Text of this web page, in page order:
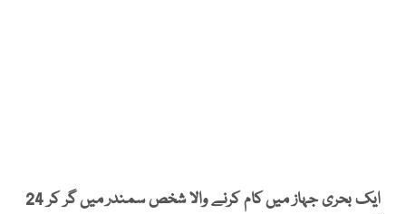
ایک بحری جہاز میں کام کرنے والا شخص سمندر میں گر کر 24